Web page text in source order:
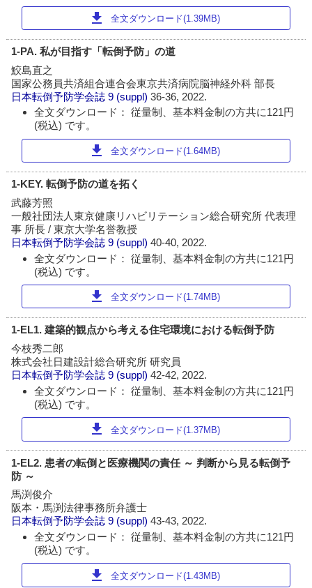
download 全文ダウンロード(1.39MB)
1-PA. 私が目指す「転倒予防」の道
鮫島直之
国家公務員共済組合連合会東京共済病院脳神経外科 部長
日本転倒予防学会誌 9 (suppl)36-36, 2022.
全文ダウンロード： 従量制、基本料金制の方共に121円
(税込) です。
download 全文ダウンロード(1.64MB)
1-KEY. 転倒予防の道を拓く
武藤芳照
一般社団法人東京健康リハビリテーション総合研究所 代表理
事 所長 / 東京大学名誉教授
日本転倒予防学会誌 9 (suppl)40-40, 2022.
全文ダウンロード： 従量制、基本料金制の方共に121円
(税込) です。
download 全文ダウンロード(1.74MB)
1-EL1. 建築的観点から考える住宅環境における転倒予防
今枝秀二郎
株式会社日建設計総合研究所 研究員
日本転倒予防学会誌 9 (suppl)42-42, 2022.
全文ダウンロード： 従量制、基本料金制の方共に121円
(税込) です。
download 全文ダウンロード(1.37MB)
1-EL2. 患者の転倒と医療機関の責任 ～ 判断から見る転倒予
防 ～
馬渕俊介
阪本・馬渕法律事務所弁護士
日本転倒予防学会誌 9 (suppl)43-43, 2022.
全文ダウンロード： 従量制、基本料金制の方共に121円
(税込) です。
download 全文ダウンロード(1.43MB)